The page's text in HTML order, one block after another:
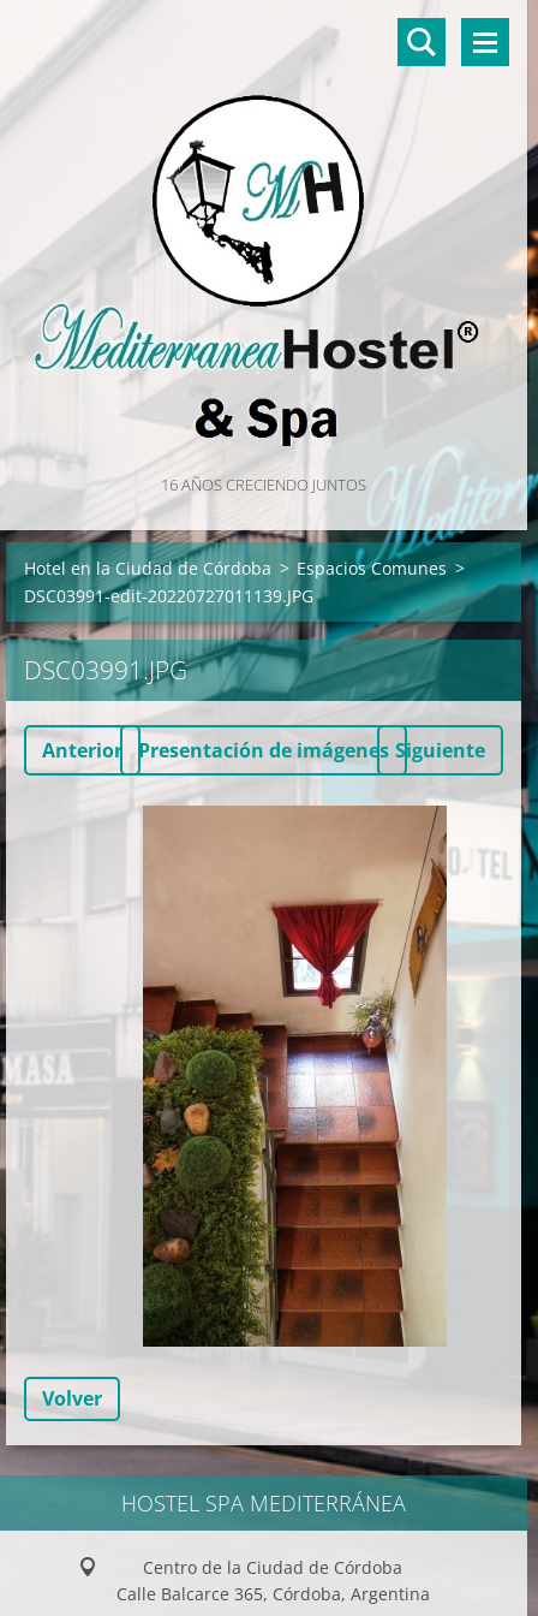
16 AÑOS CRECIENDO JUNTOS
Hotel en la Ciudad de Córdoba > Espacios Comunes >
DSC03991-edit-20220727011139.JPG
DSC03991.JPG
Anterior Presentación de imágenes Siguiente
Volver
HOSTEL SPA MEDITERRÁNEA
Centro de la Ciudad de Córdoba
Calle Balcarce 365, Córdoba, Argentina